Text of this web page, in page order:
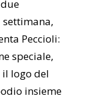
Peccioli:
speciale,
logo del
insieme